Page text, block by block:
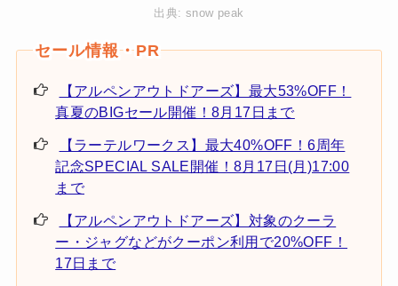
出典: snow peak
【アルペンアウトドアーズ】最大53%OFF！
真夏のBIGセール開催！8月17日まで
【ラーテルワークス】最大40%OFF！6周年
記念SPECIAL SALE開催！8月17日(月)17:00
まで
【アルペンアウトドアーズ】対象のクーラ
ー・ジャグなどがクーポン利用で20%OFF！
17日まで